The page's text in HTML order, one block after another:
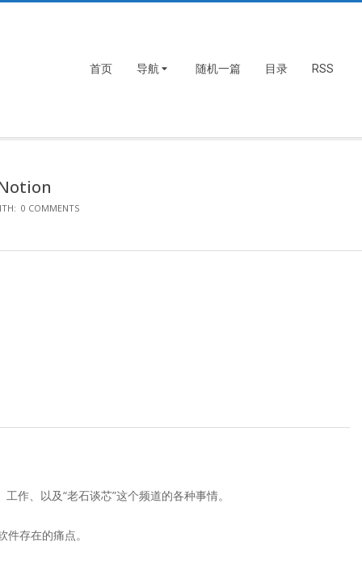
首页 导航 随机一篇 目录 RSS
0 COMMENTS
作、以及“老石谈芯”这个频道的各种事情。
存在的痛点。